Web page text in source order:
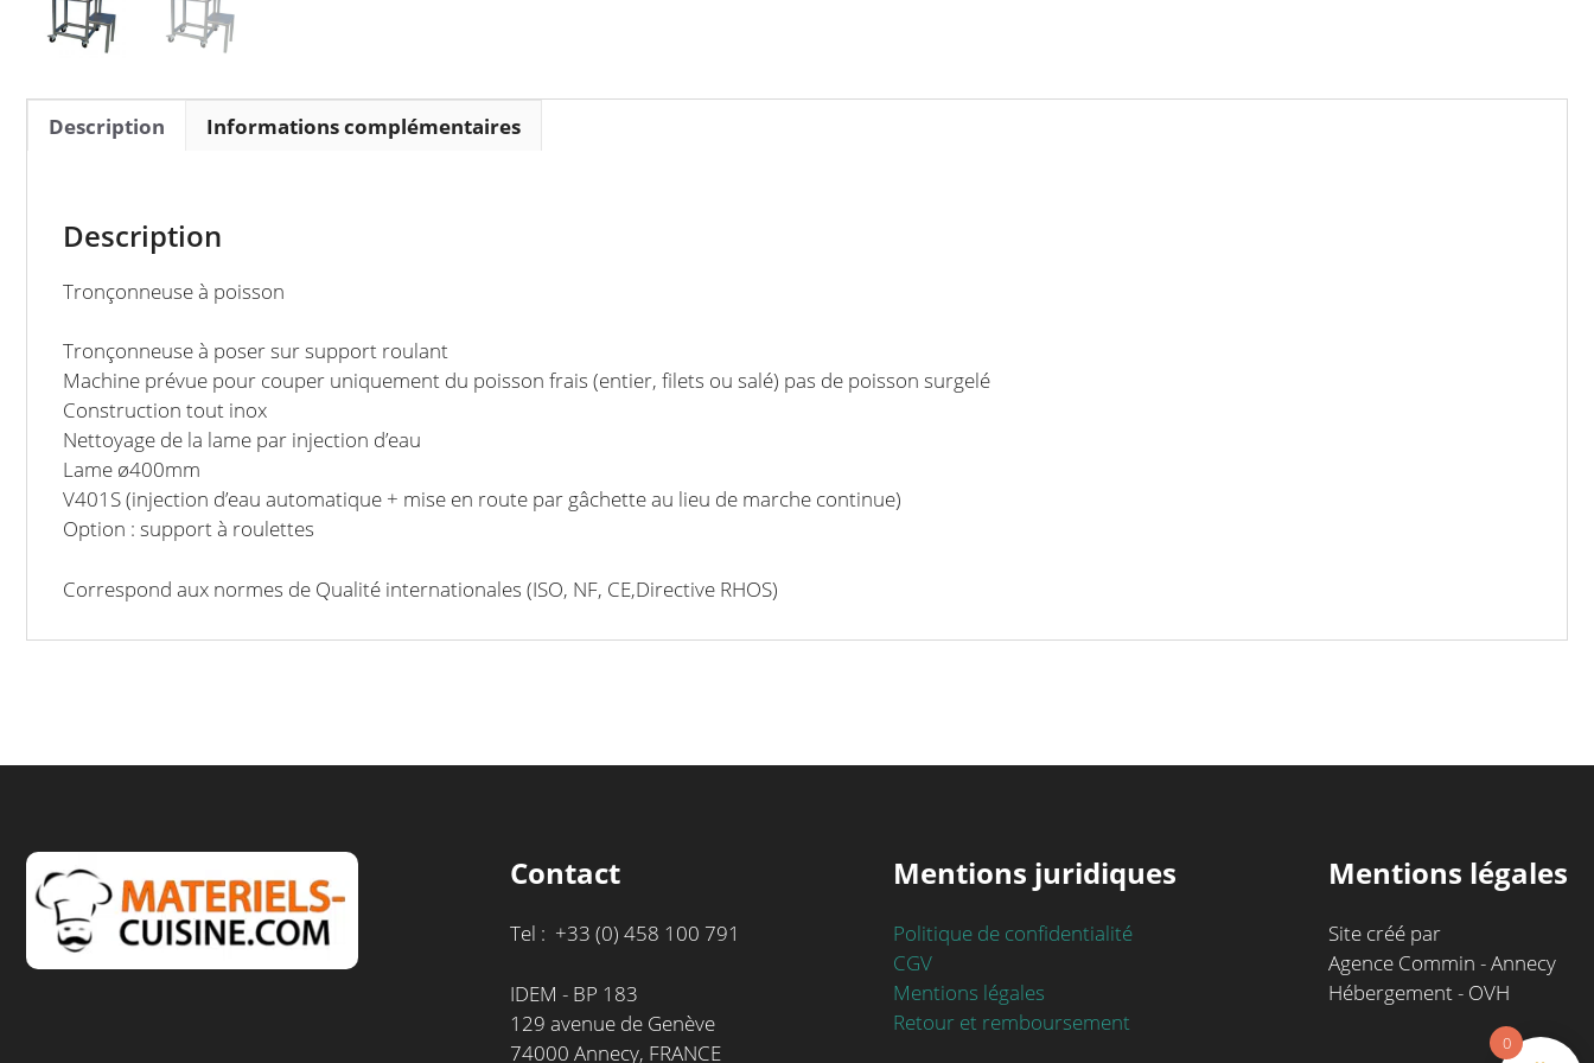
Description Informations complémentaires
Description
Tronçonneuse à poisson
Tronçonneuse à poser sur support roulant
Machine prévue pour couper uniquement du poisson frais (entier, filets ou salé) pas de poisson surgelé
Construction tout inox
Nettoyage de la lame par injection d’eau
Lame ø400mm
V401S (injection d’eau automatique + mise en route par gâchette au lieu de marche continue)
Option : support à roulettes
Correspond aux normes de Qualité internationales (ISO, NF, CE,Directive RHOS)
Contact
Tel : +33 (0) 458 100 791
IDEM - BP 183
129 avenue de Genève
74000 Annecy, FRANCE
Mentions juridiques
Politique de confidentialité
CGV
Mentions légales
Retour et remboursement
Mentions légales
Site créé par
Agence Commin - Annecy
Hébergement - OVH
0